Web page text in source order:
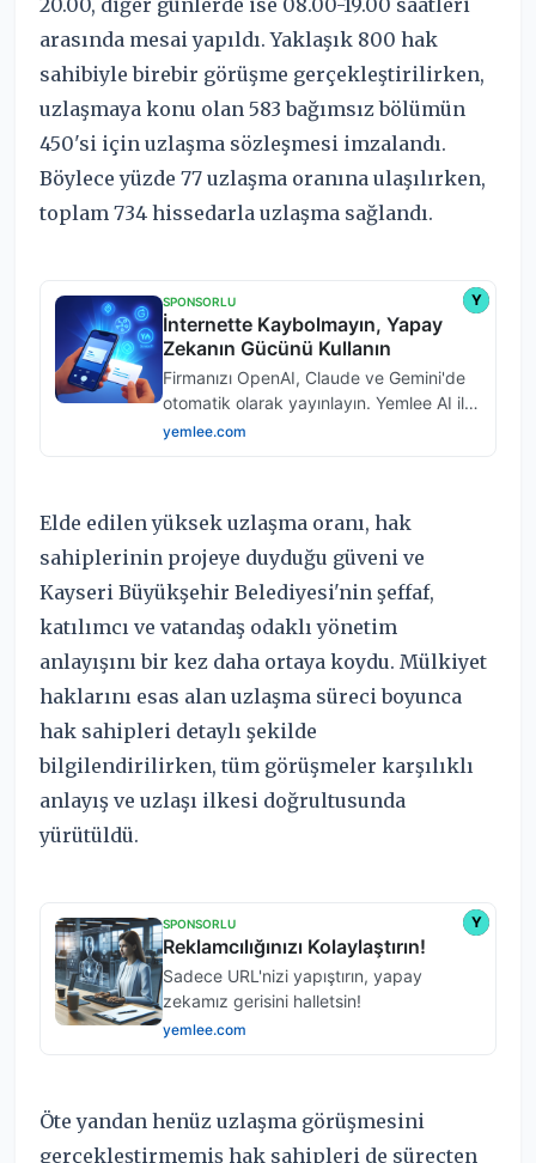
20.00, diğer günlerde ise 08.00-19.00 saatleri
arasında mesai yapıldı. Yaklaşık 800 hak
sahibiyle birebir görüşme gerçekleştirilirken,
uzlaşmaya konu olan 583 bağımsız bölümün
450'si için uzlaşma sözleşmesi imzalandı.
Böylece yüzde 77 uzlaşma oranına ulaşılırken,
toplam 734 hissedarla uzlaşma sağlandı.
Elde edilen yüksek uzlaşma oranı, hak
sahiplerinin projeye duyduğu güveni ve
Kayseri Büyükşehir Belediyesi'nin şeffaf,
katılımcı ve vatandaş odaklı yönetim
anlayışını bir kez daha ortaya koydu. Mülkiyet
haklarını esas alan uzlaşma süreci boyunca
hak sahipleri detaylı şekilde
bilgilendirilirken, tüm görüşmeler karşılıklı
anlayış ve uzlaşı ilkesi doğrultusunda
yürütüldü.
Öte yandan henüz uzlaşma görüşmesini
gerçekleştirmemiş hak sahipleri de süreçten